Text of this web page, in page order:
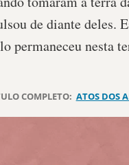
de diante deles.
permaneceu nesta
COMPLETO: ATOS DOS